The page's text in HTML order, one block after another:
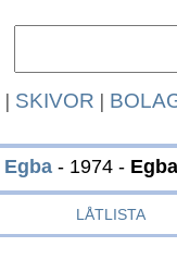
| SKIVOR |
Egba- 1974 - Egba
LÅTLISTA